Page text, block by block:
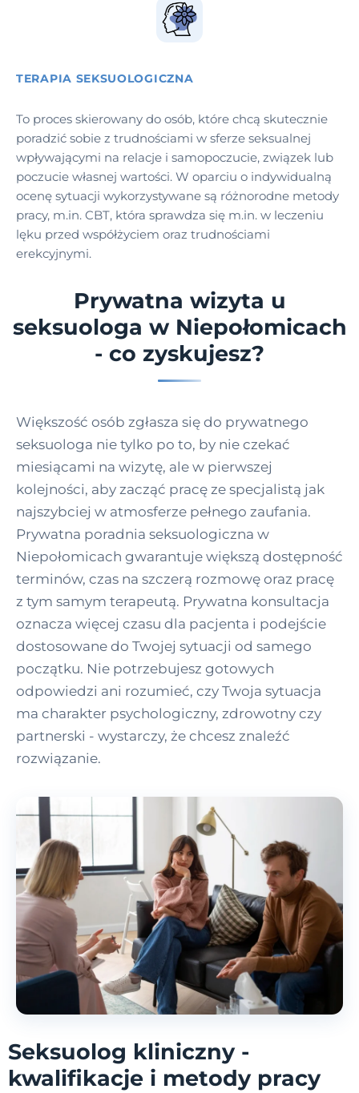
TERAPIA SEKSUOLOGICZNA
To proces skierowany do osób, które chcą skutecznie
poradzić sobie z trudnościami w sferze seksualnej
wpływającymi na relacje i samopoczucie, związek lub
poczucie własnej wartości. W oparciu o indywidualną
ocenę sytuacji wykorzystywane są różnorodne metody
pracy, m.in. CBT, która sprawdza się m.in. w leczeniu
lęku przed współżyciem oraz trudnościami
erekcyjnymi.
Prywatna wizyta u
seksuologa w Niepołomicach
- co zyskujesz?
Większość osób zgłasza się do prywatnego
seksuologa nie tylko po to, by nie czekać
miesiącami na wizytę, ale w pierwszej
kolejności, aby zacząć pracę ze specjalistą jak
najszybciej w atmosferze pełnego zaufania.
Prywatna poradnia seksuologiczna w
Niepołomicach gwarantuje większą dostępność
terminów, czas na szczerą rozmowę oraz pracę
z tym samym terapeutą. Prywatna konsultacja
oznacza więcej czasu dla pacjenta i podejście
dostosowane do Twojej sytuacji od samego
początku. Nie potrzebujesz gotowych
odpowiedzi ani rozumieć, czy Twoja sytuacja
ma charakter psychologiczny, zdrowotny czy
partnerski - wystarczy, że chcesz znaleźć
rozwiązanie.
Seksuolog kliniczny -
kwalifikacje i metody pracy